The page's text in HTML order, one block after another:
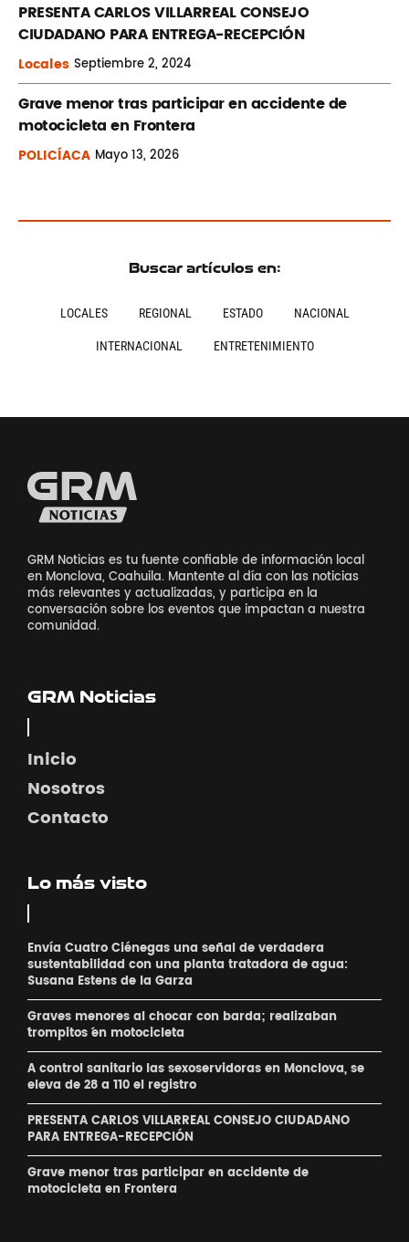
PRESENTA CARLOS VILLARREAL CONSEJO
CIUDADANO PARA ENTREGA-RECEPCIÓN
Locales Septiembre2, 2024
Grave menor tras participar en accidente de
motocicleta en Frontera
POLICÍACA Mayo13, 2026
Buscar artículos en:
LOCALES REGIONAL ESTADO NACIONAL
INTERNACIONAL ENTRETENIMIENTO
GRM Noticias es tu fuente confiable de información local
en Monclova, Coahuila. Mantente al día con las noticias
más relevantes y actualizadas, y participa en la
conversación sobre los eventos que impactan a nuestra
comunidad.
GRM Noticias
Inicio
Nosotros
Contacto
Lo más visto
Envía Cuatro Ciénegas una señal de verdadera
sustentabilidad con una planta tratadora de agua:
Susana Estens de la Garza
Graves menores al chocar con barda; realizaban
´trompitos ´en motocicleta
A control sanitario las sexoservidoras en Monclova, se
eleva de 28 a 110 el registro
PRESENTA CARLOS VILLARREAL CONSEJO CIUDADANO
PARA ENTREGA-RECEPCIÓN
Grave menor tras participar en accidente de
motocicleta en Frontera